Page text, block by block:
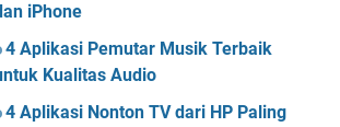
iPhone
4 Aplikasi Pemutar Musik Terbaik
Kualitas Audio
4 Aplikasi Nonton TV dari HP Paling